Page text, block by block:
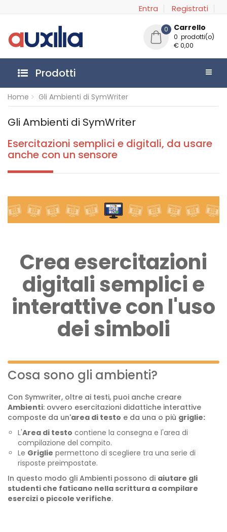
Entra Registrati
0 Carrello
0 prodotti(o)
€ 0,00
Prodotti
Home Gli Ambienti di SymWriter
Gli Ambienti di SymWriter
Esercitazioni semplici e digitali, da usare
anche con un sensore
Crea esercitazioni
digitali semplici e
interattive con l'uso
dei simboli
Cosa sono gli ambienti?
Con Symwriter, oltre ai testi, puoi anche creare
Ambienti: ovvero esercitazioni didattiche interattive
composte da un'area di testo e da una o più griglie:
L'Area di testo contiene la consegna e l'area di
compilazione del compito.
Le Griglie permettono di scegliere tra una serie di
risposte preimpostate.
In questo modo gli Ambienti possono di aiutare gli
studenti che faticano nella scrittura a compilare
esercizi o piccole verifiche.